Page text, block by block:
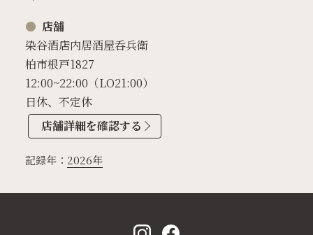
店舗
染谷酒店内居酒屋呑兵衛
柏市根戸1827
12:00~22:00（LO21:00）
日休、不定休
店舗詳細を確認する
記録年： 2026年